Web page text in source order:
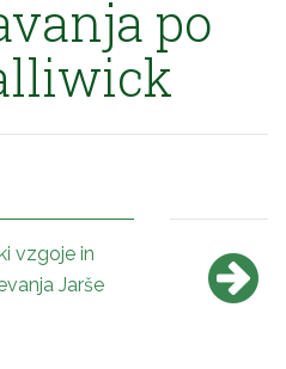
po
vzgoje in
Jarše